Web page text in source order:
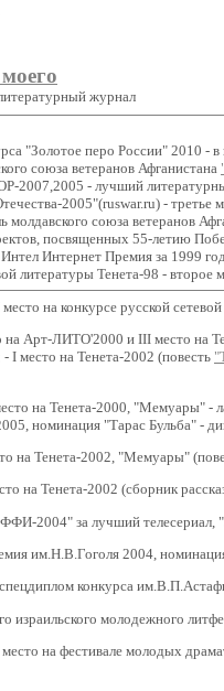
журнал
"Золотое перо России" 2010
союза ветеранов Афганистана
2007,2005 - лучший
2005"(ruswar.ru) -
молдавского союза ветеранов
посвященных 55-летию
Интернет Премия за 1999
литературы Тенета-98 -
место на конкурсе русской
на Арт-ЛИТО'2000 и III место на
- I место на Тенета-2002 (повесть
на Тенета-2000, "Мемуары" -
номинация "Тарас Бульба" -
на Тенета-2002, "Мемуары"
на Тенета-2002 (сборник
2004" за лучший телесериал,
им.Н.В.Гоголя 2004,
конкурса
израильского молодежного
место на фестивале молодых